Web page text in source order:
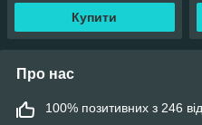
Купити
Про нас
100% позитивних з 246